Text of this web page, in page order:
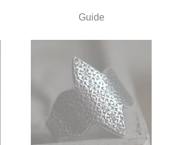
Guide